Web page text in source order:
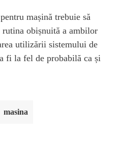
mașină trebuie să
obișnuită a ambilor
utilizării sistemului de
fi la fel de probabilă ca și
masina